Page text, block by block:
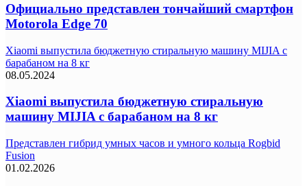
Официально представлен тончайший смартфон
Motorola Edge 70
Xiaomi выпустила бюджетную стиральную машину MIJIA с
барабаном на 8 кг
08.05.2024
Xiaomi выпустила бюджетную стиральную
машину MIJIA с барабаном на 8 кг
Представлен гибрид умных часов и умного кольца Rogbid
Fusion
01.02.2026